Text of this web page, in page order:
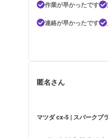
作業が早かったです
連絡が早かったです
匿名さん
マツダ cx-5 | スパークプ